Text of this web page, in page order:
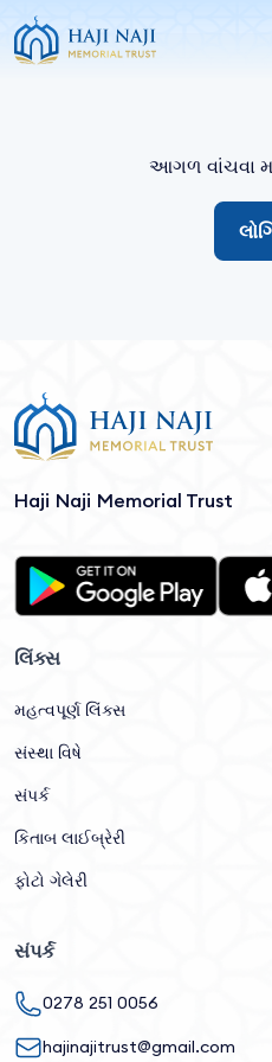
આગળ વાંચવા
Haji Naji Memorial Trust
લિંક્સ
મહત્વપૂર્ણ લિંક્સ
સંસ્થા વિષે
સંપર્ક
કિતાબ લાઈબ્રેરી
ફોટો ગેલેરી
સંપર્ક
0278 251 0056
hajinajitrust@gmail.com